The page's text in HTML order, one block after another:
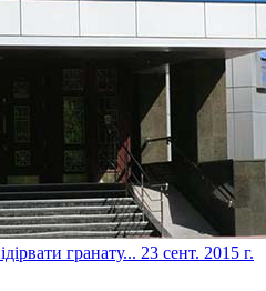
гранату... 23 сент. 2015 г.